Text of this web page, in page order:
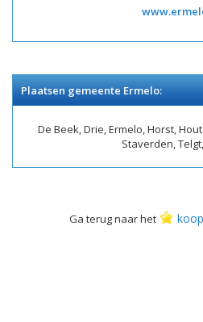
Plaatsen gemeente Ermelo:
De Beek, Drie, Ermelo, Horst,
Staverden,
Ga terug naar het